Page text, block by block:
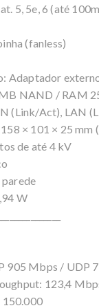
5, 5e, 6 (até
(fanless)
Adaptador
NAND / RAM
(Link/Act), LAN
× 101 × 25 mm
de até 4 kV
W
905 Mbps / UDP
123,4
150.000